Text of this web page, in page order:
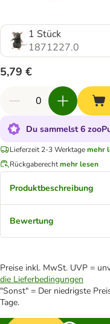
1 Stück
1871227.0
5,79 €
Du sammelst 6
Lieferzeit 2-3 Werktagemehr
Rückgaberechtmehr lesen
Produktbeschreibung
Bewertung
Preise inkl. MwSt. UVP =
die Lieferbedingungen
"Sonst" = Der niedrigste
Tage.